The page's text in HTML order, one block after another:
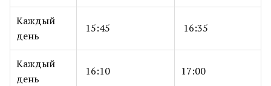
Каждый
день
15:45 16:35
Каждый
день
16:10 17:00